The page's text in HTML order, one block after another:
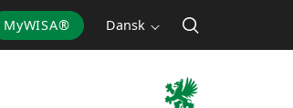
MyWISA® Dansk